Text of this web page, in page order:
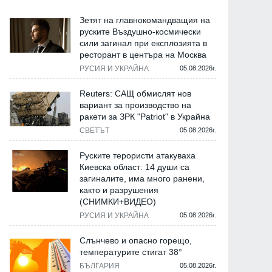
Зетят на главнокомандващия на
руските Въздушно-космически
сили загинал при експлозията в
ресторант в центъра на Москва
РУСИЯ И УКРАЙНА 05.08.2026г.
Reuters: САЩ обмислят нов
вариант за производство на
ракети за ЗРК "Patriot" в Украйна
СВЕТЪТ 05.08.2026г.
Руските терористи атакуваха
Киевска област: 14 души са
загиналите, има много ранени,
както и разрушения
(СНИМКИ+ВИДЕО)
РУСИЯ И УКРАЙНА 05.08.2026г.
Слънчево и опасно горещо,
температурите стигат 38°
БЪЛГАРИЯ 05.08.2026г.